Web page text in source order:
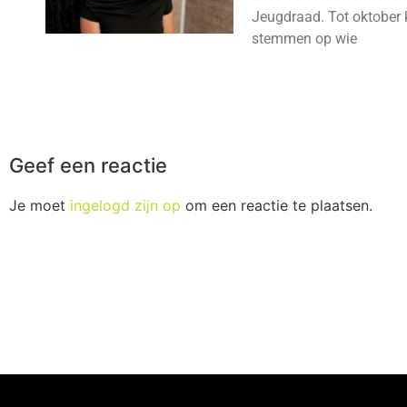
Jeugdraad. Tot oktober
stemmen op wie
Geef een reactie
Je moet ingelogd zijn op om een reactie te plaatsen.